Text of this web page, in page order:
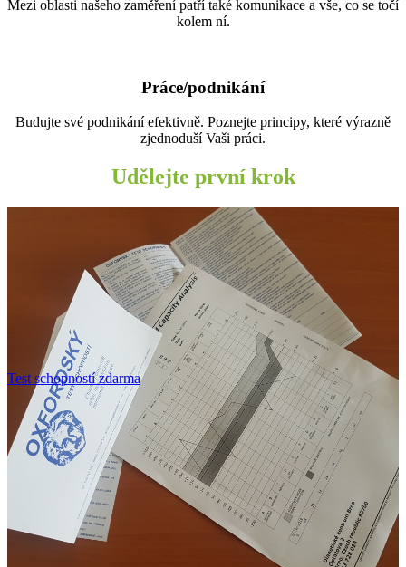
Mezi oblasti našeho zaměření patří také komunikace a vše, co se točí
kolem ní.
Práce/podnikání
Budujte své podnikání efektivně. Poznejte principy, které výrazně
zjednoduší Vaši práci.
Udělejte první krok
Test schopností zdarma